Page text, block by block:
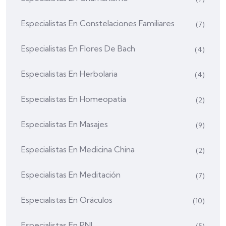
Especialistas En Constelaciones Familiares (7)
Especialistas En Flores De Bach (4)
Especialistas En Herbolaria (4)
Especialistas En Homeopatía (2)
Especialistas En Masajes (9)
Especialistas En Medicina China (2)
Especialistas En Meditación (7)
Especialistas En Oráculos (10)